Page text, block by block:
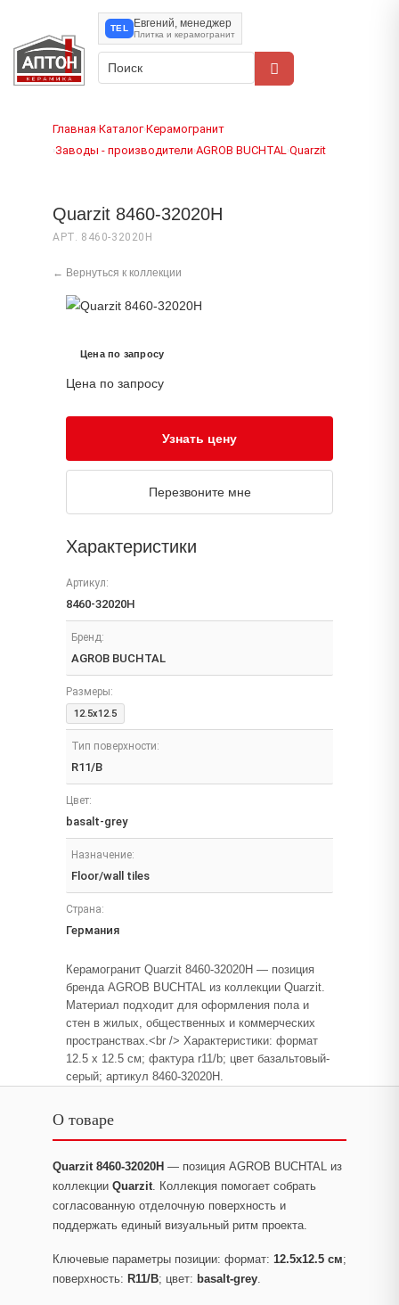
TEL Евгений, менеджер
Плитка и керамогранит
Главная›Каталог›Керамогранит
›Заводы - производители›AGROB BUCHTAL›Quarzit
Quarzit 8460-32020H
АРТ. 8460-32020H
← Вернуться к коллекции
Цена по запросу
Цена по запросу
Узнать цену
Перезвоните мне
Характеристики
Артикул:
8460-32020H
Бренд:
AGROB BUCHTAL
Размеры:
12.5x12.5
Тип поверхности:
R11/B
Цвет:
basalt-grey
Назначение:
Floor/wall tiles
Страна:
Германия
Керамогранит Quarzit 8460-32020H — позиция
бренда AGROB BUCHTAL из коллекции Quarzit.
Материал подходит для оформления пола и
стен в жилых, общественных и коммерческих
пространствах.<br /> Характеристики: формат
12.5 x 12.5 см; фактура r11/b; цвет базальтовый-
серый; артикул 8460-32020H.
О товаре
Quarzit 8460-32020H — позиция AGROB BUCHTAL из
коллекции Quarzit. Коллекция помогает собрать
согласованную отделочную поверхность и
поддержать единый визуальный ритм проекта.
Ключевые параметры позиции: формат: 12.5x12.5 см;
поверхность: R11/B; цвет: basalt-grey.